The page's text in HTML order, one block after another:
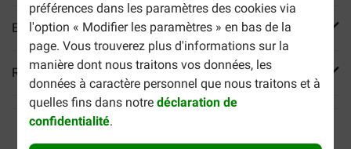
préférences dans les paramètres des cookies via
l'option « Modifier les paramètres » en bas de la
page. Vous trouverez plus d'informations sur la
manière dont nous traitons vos données, les
données à caractère personnel que nous traitons et à
quelles fins dans notredéclaration de
confidentialité.
En savoir plus
Reviews